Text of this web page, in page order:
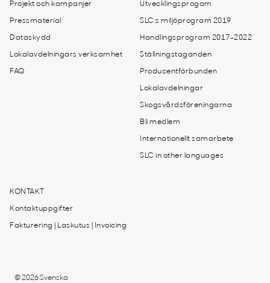
Projekt och kampanjer
Pressmaterial
Dataskydd
Lokalavdelningars verksamhet
FAQ
Utvecklingsprogam
SLC:s miljöprogram 2019
Handlingsprogram 2017-2022
Ställningstaganden
Producentförbunden
Lokalavdelningar
Skogsvårdsföreningarna
Bli medlem
Internationellt samarbete
SLC in other languages
KONTAKT
Kontaktuppgifter
Fakturering | Laskutus | Invoicing
© 2026 Svenska